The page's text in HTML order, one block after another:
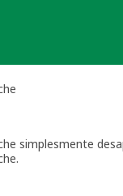
simplesmente